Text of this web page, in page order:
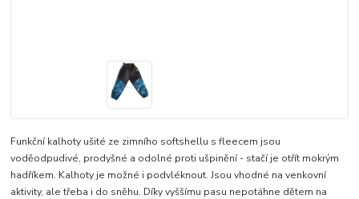
Funkční kalhoty ušité ze zimního softshellu s fleecem jsou
voděodpudivé, prodyšné a odolné proti ušpinění - stačí je otřít mokrým
hadříkem. Kalhoty je možné i podvléknout. Jsou vhodné na venkovní
aktivity, ale třeba i do sněhu. Díky vyššímu pasu nepotáhne dětem na